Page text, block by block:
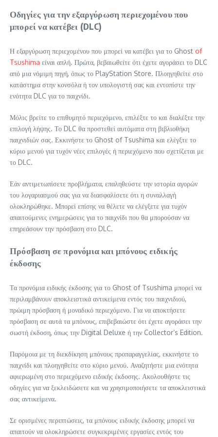
Οδηγίες για την εξαργύρωση περιεχομένου που
μπορεί να κατέβει (DLC)
Η εξαργύρωση περιεχομένου που μπορεί να κατέβει για το Ghost of
Tsushima είναι απλή. Πρώτα, βεβαιωθείτε ότι έχετε αγοράσει το DLC
από μια νόμιμη πηγή, όπως το PlayStation Store. Πλοηγηθείτε στο
κατάστημα στην κονσόλα ή τον υπολογιστή σας και εντοπίστε την
ενότητα DLC για το παιχνίδι.
Μόλις βρείτε το επιθυμητό περιεχόμενο, επιλέξτε το και διαλέξτε την
επιλογή λήψης. Το DLC θα προστεθεί αυτόματα στη βιβλιοθήκη
παιχνιδιών σας. Εκκινήστε το Ghost of Tsushima και ελέγξτε το
κύριο μενού για τυχόν νέες επιλογές ή περιεχόμενο που σχετίζεται με
το DLC.
Εάν αντιμετωπίσετε προβλήματα, επαληθεύστε την ιστορία αγορών
του λογαριασμού σας για να διασφαλίσετε ότι η συναλλαγή
ολοκληρώθηκε. Μπορεί επίσης να θέλετε να ελέγξετε για τυχόν
απαιτούμενες ενημερώσεις για το παιχνίδι που θα μπορούσαν να
επηρεάσουν την πρόσβαση στο DLC.
Πρόσβαση σε προνόμια και μπόνους ειδικής
έκδοσης
Τα προνόμια ειδικής έκδοσης για το Ghost of Tsushima μπορεί να
περιλαμβάνουν αποκλειστικά αντικείμενα εντός του παιχνιδιού,
πρώιμη πρόσβαση ή μοναδικό περιεχόμενο. Για να αποκτήσετε
πρόσβαση σε αυτά τα μπόνους, επιβεβαιώστε ότι έχετε αγοράσει την
σωστή έκδοση, όπως την Digital Deluxe ή την Collector’s Edition.
Παρόμοια με τη διεκδίκηση μπόνους προπαραγγελίας, εκκινήστε το
παιχνίδι και πλοηγηθείτε στο κύριο μενού. Αναζητήστε μια ενότητα
αφιερωμένη στο περιεχόμενο ειδικής έκδοσης. Ακολουθήστε τις
οδηγίες για να ξεκλειδώσετε και να χρησιμοποιήσετε τα αποκλειστικά
σας αντικείμενα.
Σε ορισμένες περιπτώσεις, τα μπόνους ειδικής έκδοσης μπορεί να
απαιτούν να ολοκληρώσετε συγκεκριμένες εργασίες εντός του